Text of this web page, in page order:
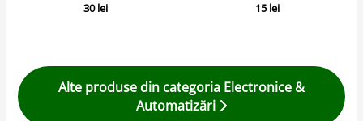
30lei
15lei
Alte produse din categoria Electronice &
Automatizări